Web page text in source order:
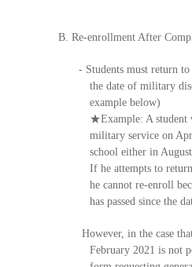
B. Re-enrollment After
- Students must return
the date of military
example below)
★Example: A student
military service on
school either in
If he attempts to
he cannot re-enroll
has passed since the
However, in the case
February 2021 is not